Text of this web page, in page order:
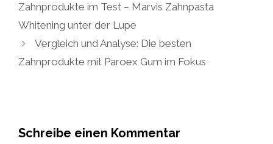
Zahnprodukte im Test – Marvis Zahnpasta
Whitening unter der Lupe
Vergleich und Analyse: Die besten
Zahnprodukte mit Paroex Gum im Fokus
Schreibe einen Kommentar